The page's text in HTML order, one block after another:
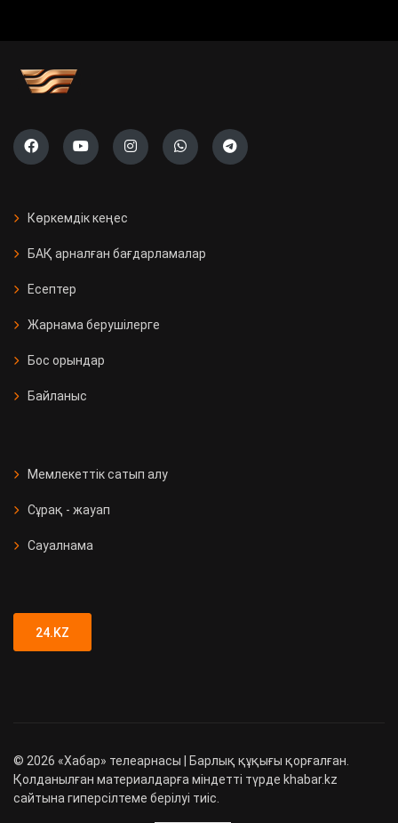
Көркемдік кеңес
БАҚ арналған бағдарламалар
Есептер
Жарнама берушілерге
Бос орындар
Байланыс
Мемлекеттік сатып алу
Сұрақ - жауап
Сауалнама
24.KZ
© 2026 «Хабар» телеарнасы | Барлық құқығы қорғалған.
Қолданылған материалдарға міндетті түрде khabar.kz
сайтына гиперсілтеме берілуі тиіс.